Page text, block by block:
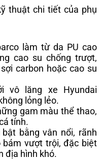
thuật chi tiết của phụ
làm từ da PU cao
cao su chống trượt,
carbon hoặc cao su
vô lăng xe Hyundai
lỏng lẻo.
gam màu thể thao,
tính.
bằng vân nổi, rãnh
vượt trội, đặc biệt
địa hình khó.